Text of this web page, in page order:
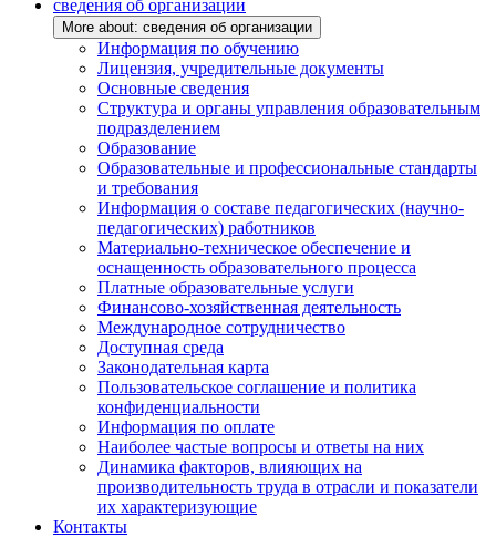
сведения об организации
More about: сведения об организации
Информация по обучению
Лицензия, учредительные документы
Основные сведения
Структура и органы управления образовательным
подразделением
Образование
Образовательные и профессиональные стандарты
и требования
Информация о составе педагогических (научно-
педагогических) работников
Материально-техническое обеспечение и
оснащенность образовательного процесса
Платные образовательные услуги
Финансово-хозяйственная деятельность
Международное сотрудничество
Доступная среда
Законодательная карта
Пользовательское соглашение и политика
конфиденциальности
Информация по оплате
Наиболее частые вопросы и ответы на них
Динамика факторов, влияющих на
производительность труда в отрасли и показатели
их характеризующие
Контакты